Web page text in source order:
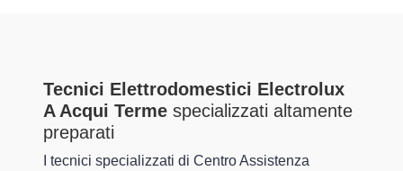
Tecnici Elettrodomestici Electrolux
A Acqui Terme specializzati altamente
preparati
I tecnici specializzati di Centro Assistenza